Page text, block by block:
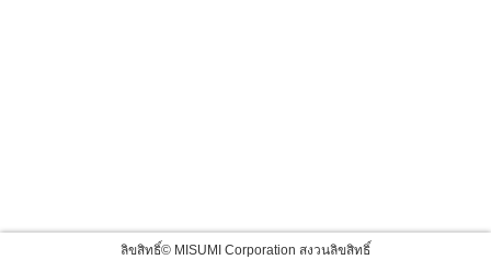
ลิขสิทธิ์© MISUMI Corporation สงวนลิขสิทธิ์